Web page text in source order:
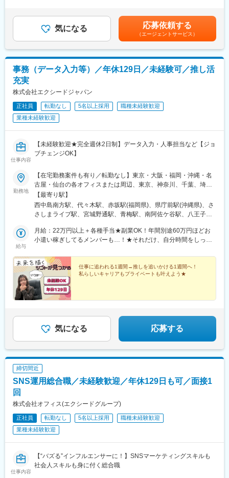
以上のリードタイムで、緻密に設計されたセールスプロセスに則
り商談を進めます。そのため、あらゆる業界・プロダクトに通用
する汎用性の高い、真のコンサルティングセールススキル／プロ
ダクトの価値訴求・組織攻略スキルなどを身につけることができ
ます。
モートでも問題なく成果創出が可能です。業務委託も含めると10
名以上のフルリモートメンバーが活躍中。
変更の範囲：会社の定める業務
【カスタマー（個人のお客様）】
◇ご予約の上来店された方に対し、理想の住まいをヒアリング
※ご自身では気づけなかった住宅購入目的や希望条件も整理しま
す。
◇住宅購入の進め方や予算案のご提案
◇ハウスメーカーや工務店のご紹介・ご提案
【クライアント（法人のお客様）】
◇カスタマー・クライアント間のコミュニケーションが円滑に進
むようサポート
◇サービスにおける課題解決支援
※ご成約に至らなかった際の理由の開示と、データ分析に基づいた
■働き方
・年間休日140日でプライベートとの両立◎
・夏季や年末年始休暇は各7～9連休程取得可能
■充実した研修
入社後は座学研修からスタート
■ポジションの魅力
カスタマー・クライアントと日々向き合い、ゼロから課題設定し
解決策提案まで全工程に携わることで、課題設定力、問題解決
力、関係性構築力など、顧客接点スキルを習得できます。
【貢献実感・チームとの協働によるやりがい】
チームで連携して最適な提案を検討するなど、周囲と協力しなが
また、カスタマーの人生における重要な意思決定に直接貢献する
ことができ、大きなやりがいを感じるお仕事です。
具体的には、チーフ→リードチーフ→マネージャーと役職をあげ
ていくことが可能です。
業績や成果に応じた表彰制度もあり、評価する仕組みもありま
月、12月）賃金はあくまでも目安の金額であり、選考を通じて上
下する可能性があります。月給(月額)は固定手当を含めた表記で
す。
気になる 応募依頼する
（エージェントサービス）
事務（データ入力等）／年休129日／未経験可／推し活
充実
株式会社エクシードジャパン
正社員 転勤なし 5名以上採用
職種未経験歓迎
業種未経験歓迎
仕事内容
【未経験歓迎★完全週休2日制】データ入力・人事担当など【ジョ
ブチェンジOK】
勤務地
【在宅勤務案件も有り／転勤なし】東京・大阪・福岡・沖縄・名
古屋・仙台の各オフィスまたは周辺、東京、神奈川、千葉、埼
玉、宮城、愛知、岐阜、静岡、三重、大阪、京都、兵庫、奈良、
滋賀、和歌山、福岡、佐賀、長崎、熊本、大分、宮崎、鹿児島、
沖縄の各勤務先★20名以上を採用予定！★豊富な選択肢の中か
界、旅行、美容、Webマーケターなど大手企業を含む様々な企
業。そのため色んな業界・職種へのチャレンジができます♪★受動
【最寄り駅】
西中島南方駅、代々木駅、赤坂駅(福岡県)、県庁前駅(沖縄県)、さ
さしまライブ駅、宮城野通駅、青梅駅、南阿佐ケ谷駅、八王子
駅、高輪台駅、芝公園駅、新橋駅、赤坂駅(東京都)、大門駅(東京
都)、日暮里駅(舎人ライナー)、三鷹駅、恵比寿駅、広尾駅、渋谷
駅(東京都)、末広町駅(東京都)、東京駅、九段下駅、麹町駅、神保
町駅、神田駅(東京都)、飯田橋駅、有楽町駅、綾瀬駅、北千住駅、
上野御徒町駅、蒲田駅、大森駅(東京都)、東銀座駅、日本橋駅(東
京都)、三越前駅、小伝馬町駅、八丁堀駅(東京都)、中野坂上駅、
中野駅(東京都)、町田駅、目黒駅、立会川駅、五反田駅、井の頭公
大崎駅、鶴見小野駅、三ツ沢下町駅、戸部駅、山手駅、井土ケ谷
駅、和田町駅、屏風浦駅、金沢文庫駅、新羽駅、戸塚駅、上永谷
駅、鶴ケ峰駅、瀬谷駅、立場駅、青葉台駅、センター南駅、鹿島
田駅、武蔵小杉駅、武蔵溝ノ口駅、生田駅(神奈川県)、鷺沼駅、柿
生駅、相模湖駅、上溝駅、下溝駅、上大岡駅、菊名駅、新横浜
関内駅、桜木町駅、京急鶴見駅、長津田駅、海老名駅(相模線)、大
船駅、茅ケ崎駅、本厚木駅、小田原駅、川崎駅、向ケ丘遊園駅、
駅、浦安駅(千葉県)、国府台駅、京成八幡駅、谷津駅、幸谷駅、蘇
我駅、新千葉駅、京成西船駅、柏駅、実籾駅、スポーツセンター
駅、誉田駅、検見川浜駅、浦和駅、大宮駅(埼玉県)、熊谷駅、所沢
駅、川越駅、川口駅、八乙女駅、五橋駅、青葉通一番町駅、都島
駅、野田阪神駅、桜島駅、阿波座駅、朝潮橋駅、津守駅、大阪上
本町駅、芦原橋駅、福駅、だいどう豊里駅、今里駅(地下鉄)、桃谷
駅、千林大宮駅、鴫野駅、東天下茶屋駅、沢ノ町駅、駒川中野
給与
月給：22万円以上＋各種手当★副業OK！年間別途60万円ほどお
小遣い稼ぎしてるメンバーも…！★それだけ、自分時間をしっか
自分の為の時間を過ごしてください♪ ※経験・能力を考慮の上、
当社規定により優遇いたします。※月給には一律の職務手当（3万
5,000円）を含みます。
仕事に追われる1週間→推しを追いかける1週間へ！
私らしいキャリアもプライベートも叶えよう★
気になる 応募する
締切間近
SNS運用総合職／未経験歓迎／年休129日も可／面接1
回
株式会社オフィス(エクシードグループ)
正社員 転勤なし 5名以上採用
職種未経験歓迎
業種未経験歓迎
仕事内容
【“バズる”インフルエンサーに！】SNSマーケティングスキルも
社会人スキルも身に付く総合職